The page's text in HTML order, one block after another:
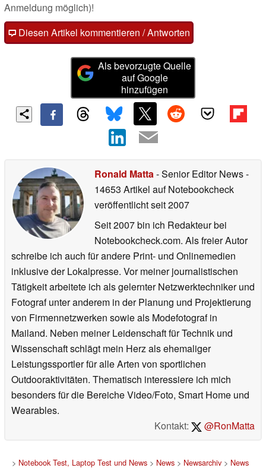
Anmeldung möglich)!
Diesen Artikel kommentieren / Antworten
Als bevorzugte Quelle
auf Google
hinzufügen
Ronald Matta- Senior Editor News-
14653 Artikel auf Notebookcheck
veröffentlichtseit 2007
Seit 2007 bin ich Redakteur bei
Notebookcheck.com. Als freier Autor
schreibe ich auch für andere Print- und Onlinemedien
inklusive der Lokalpresse. Vor meiner journalistischen
Tätigkeit arbeitete ich als gelernter Netzwerktechniker und
Fotograf unter anderem in der Planung und Projektierung
von Firmennetzwerken sowie als Modefotograf in
Mailand. Neben meiner Leidenschaft für Technik und
Wissenschaft schlägt mein Herz als ehemaliger
Leistungssportler für alle Arten von sportlichen
Outdooraktivitäten. Thematisch interessiere ich mich
besonders für die Bereiche Video/Foto, Smart Home und
Wearables.
Kontakt:
@RonMatta
> Notebook Test, Laptop Test und News> News> Newsarchiv> News